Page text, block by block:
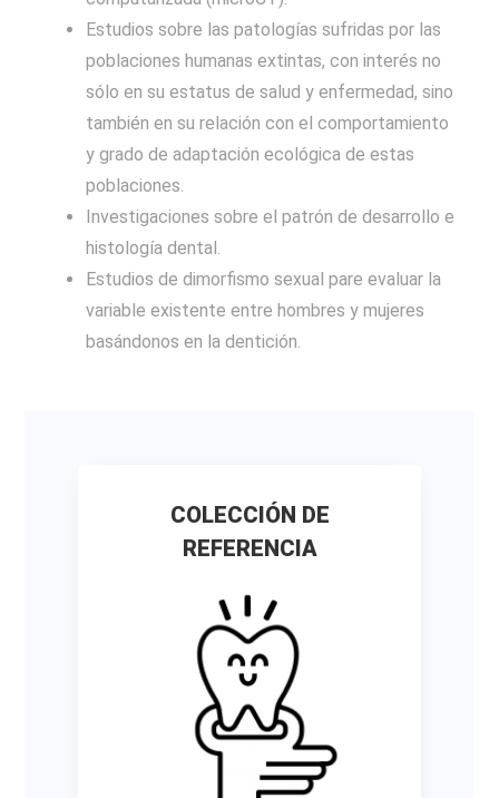
Estudios sobre laspatologías sufridas por las
poblaciones humanas extintas, con interés no
sólo en su estatus de salud y enfermedad, sino
también en su relación con el comportamiento
y grado de adaptación ecológica de estas
poblaciones.
Investigaciones sobre elpatrón de desarrollo e
histología dental.
Estudios dedimorfismo sexual pare evaluar la
variable existente entre hombres y mujeres
basándonos en la dentición.
COLECCIÓN DE
REFERENCIA